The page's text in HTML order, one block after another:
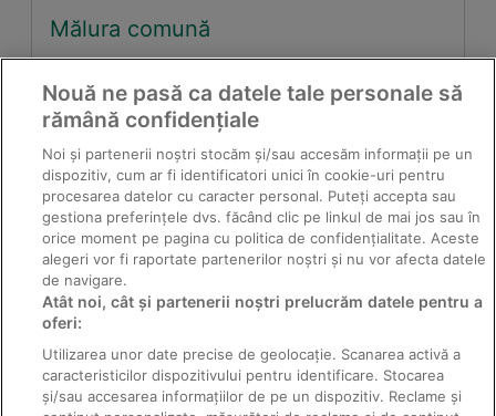
Mălura comună
Struna cocoşului
Nouă ne pasă ca datele tale personale să
rămână confidențiale
Noi și partenerii noștri stocăm și/sau accesăm informații pe un
dispozitiv, cum ar fi identificatori unici în cookie-uri pentru
procesarea datelor cu caracter personal. Puteți accepta sau
gestiona preferințele dvs. făcând clic pe linkul de mai jos sau în
orice moment pe pagina cu politica de confidențialitate. Aceste
alegeri vor fi raportate partenerilor noștri și nu vor afecta datele
de navigare.
Atât noi, cât și partenerii noștri prelucrăm datele pentru a
oferi:
Utilizarea unor date precise de geolocație. Scanarea activă a
caracteristicilor dispozitivului pentru identificare. Stocarea
și/sau accesarea informațiilor de pe un dispozitiv. Reclame și